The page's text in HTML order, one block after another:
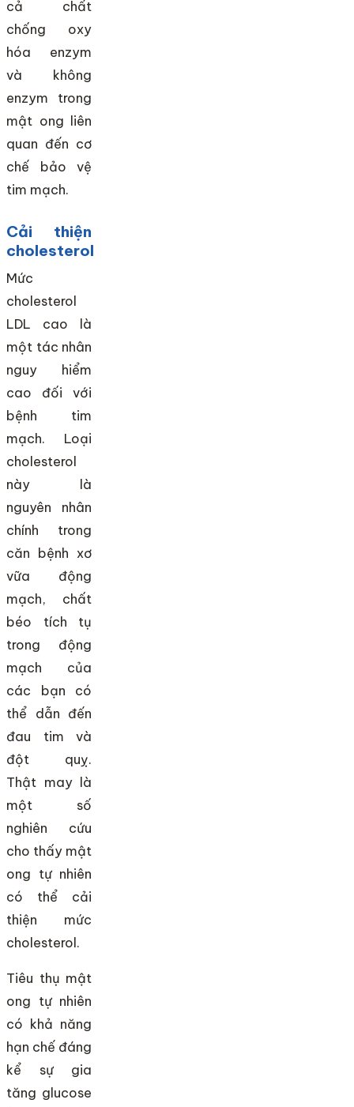
cả chất
chống oxy
hóa enzym
và không
enzym trong
mật ong liên
quan đến cơ
chế bảo vệ
tim mạch.
Cải thiện
cholesterol
Mức
cholesterol
LDL cao là
một tác nhân
nguy hiểm
cao đối với
bệnh tim
mạch. Loại
cholesterol
này là
nguyên nhân
chính trong
căn bệnh xơ
vữa động
mạch, chất
béo tích tụ
trong động
mạch của
các bạn có
thể dẫn đến
đau tim và
đột quỵ.
Thật may là
một số
nghiên cứu
cho thấy mật
ong tự nhiên
có thể cải
thiện mức
cholesterol.
Tiêu thụ mật
ong tự nhiên
có khả năng
hạn chế đáng
kể sự gia
tăng glucose